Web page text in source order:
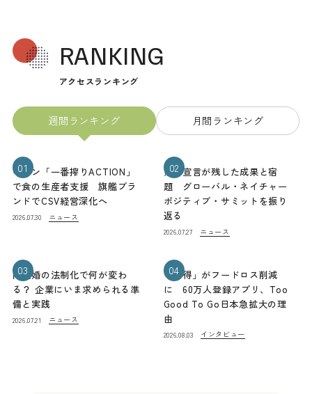
RANKING
アクセスランキング
週間ランキング 月間ランキング
01
キリン「一番搾りACTION」
で食の生産者支援 旗艦ブラ
ンドでCSV経営深化へ
2026.07.30 ニュース
02
熊本宣言が残した成果と宿
題 グローバル・ネイチャー
ポジティブ・サミットを振り
返る
2026.07.27 ニュース
03
同性婚の法制化で何が変わ
る？ 企業にいま求められる準
備と実践
2026.07.21 ニュース
04
「お得」がフードロス削減
に 60万人登録アプリ、Too
Good To Go日本急拡大の理
由
2026.08.03 インタビュー